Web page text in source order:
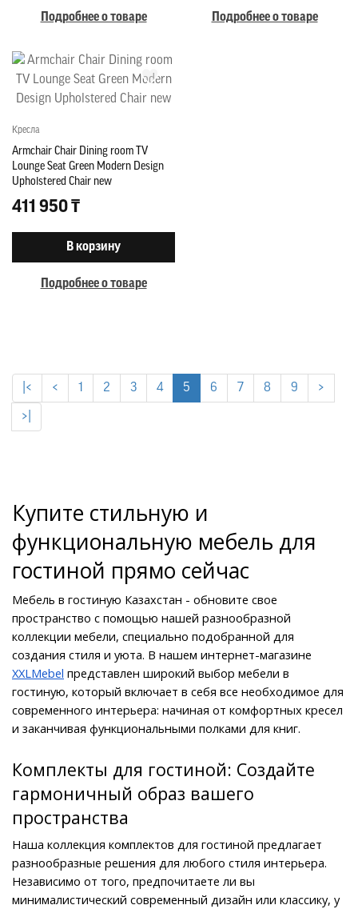
Подробнее о товаре Подробнее о товаре
Кресла
Armchair Chair Dining room TV
Lounge Seat Green Modern Design
Upholstered Chair new
411 950 ₸
В корзину
Подробнее о товаре
|< < 1 2 3 4 5 6 7 8 9 >
>|
Купите стильную и
функциональную мебель для
гостиной прямо сейчас
Мебель в гостиную Казахстан - обновите свое
пространство с помощью нашей разнообразной
коллекции мебели, специально подобранной для
XXLMebel представлен широкий выбор мебели в
гостиную, который включает в себя все необходимое для
современного интерьера: начиная от комфортных кресел
и заканчивая функциональными полками для книг.
Комплекты для гостиной: Создайте
гармоничный образ вашего
пространства
Наша коллекция комплектов для гостиной предлагает
разнообразные решения для любого стиля интерьера.
Независимо от того, предпочитаете ли вы
минималистический современный дизайн или классику, у